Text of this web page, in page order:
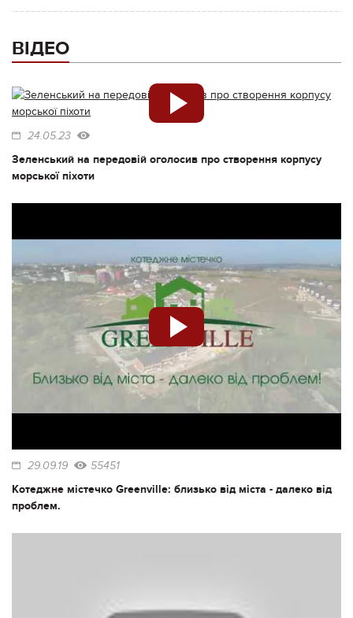
ВІДЕО
24.05.23
Зеленський на передовій оголосив про створення корпусу
морської піхоти
29.09.19 55451
Котеджне містечко Greenville: близько від міста - далеко від
проблем.